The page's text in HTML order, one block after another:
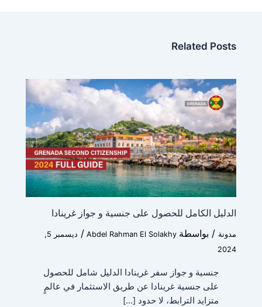
Related Posts
الدليل الكامل للحصول على جنسية و جواز غرينادا
مدونة / بواسطة Abdel Rahman El Solakhy
/
ديسمبر 5,
2024
جنسية و جواز سفر غرينادا الدليل شامل للحصول
على جنسية غرينادا عن طريق الاستثمار في عالمٍ
متزايد الترابط، لا حدود […]